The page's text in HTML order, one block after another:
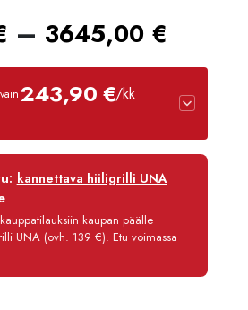
– 3645,00 €
vain243,90 €/kk
12 kk
3,90 €/kk
2 926,80 €
kannettava hiiligrilli UNA
kaupan päälle
UNA (ovh. 139 €). Etu voimassa